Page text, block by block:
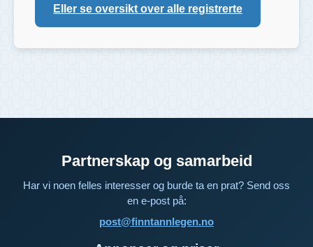
Eller se oversikt over alle registrerte
Partnerskap og samarbeid
Har vi noen felles interesser og burde ta en prat? Send oss
en e-post på:
post@finntannlegen.no